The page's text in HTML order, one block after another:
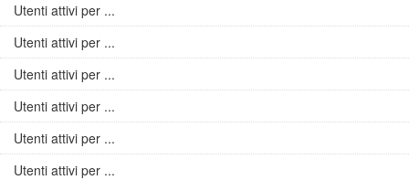
Utenti attivi per ...
Utenti attivi per ...
Utenti attivi per ...
Utenti attivi per ...
Utenti attivi per ...
Utenti attivi per ...